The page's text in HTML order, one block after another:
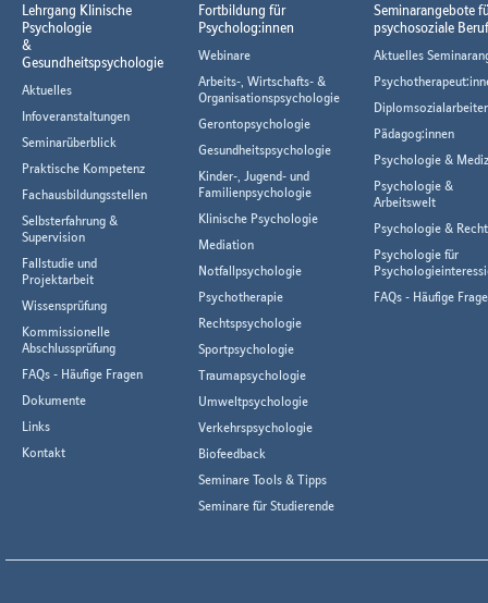
Lehrgang Klinische
Psychologie
&
Gesundheitspsychologie
Aktuelles
Infoveranstaltungen
Seminarüberblick
Praktische Kompetenz
Fachausbildungsstellen
Selbsterfahrung &
Supervision
Fallstudie und
Projektarbeit
Wissensprüfung
Kommissionelle
Abschlussprüfung
FAQs - Häufige Fragen
Dokumente
Links
Kontakt
Fortbildung für
Psycholog:innen
Webinare
Arbeits-, Wirtschafts- &
Organisationspsychologie
Gerontopsychologie
Gesundheitspsychologie
Kinder-, Jugend- und
Familienpsychologie
Klinische Psychologie
Mediation
Notfallpsychologie
Psychotherapie
Rechtspsychologie
Sportpsychologie
Traumapsychologie
Umweltpsychologie
Verkehrspsychologie
Biofeedback
Seminare Tools & Tipps
Seminare für Studierende
Seminarangebote
psychosoziale
Aktuelles
Pädagog:innen
Psychologie &
Psychologie &
Arbeitswelt
Psychologie & Recht
Psychologie für
FAQs - Häufige